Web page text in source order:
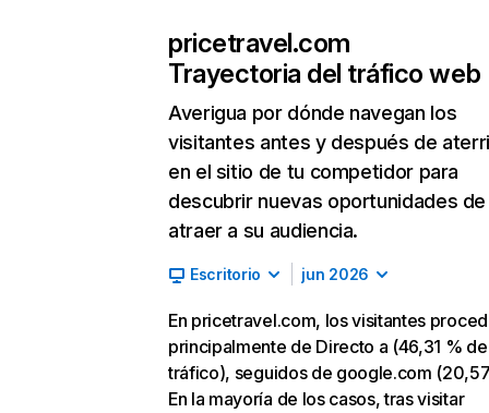
pricetravel.com
Trayectoria del tráfico web
Averigua por dónde navegan los
visitantes antes y después de
en el sitio de tu competidor para
descubrir nuevas oportunidades de
atraer a su audiencia.
Escritorio jun 2026
En pricetravel.com, los visitantes
principalmente de Directo a (46,31 % de
tráfico), seguidos de google.com
En la mayoría de los casos, tras visitar